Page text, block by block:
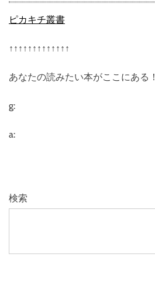
ピカキチ叢書
↑↑↑↑↑↑↑↑↑↑↑↑↑
あなたの読みたい本がここにある！
g:
a:
検索